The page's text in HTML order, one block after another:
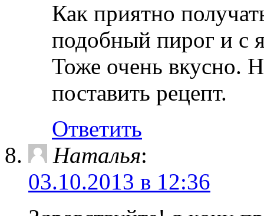
Как приятно
подобный пирог и с
Тоже очень вкусно.
поставить рецепт.
Ответить
Наталья:
03.10.2013 в 12:36